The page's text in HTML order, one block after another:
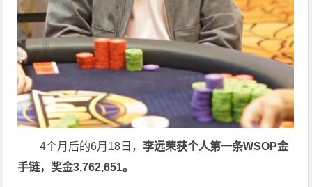
4个月后的6月18日，李远荣获个人第一条WSOP金
手链，奖金3,762,651。